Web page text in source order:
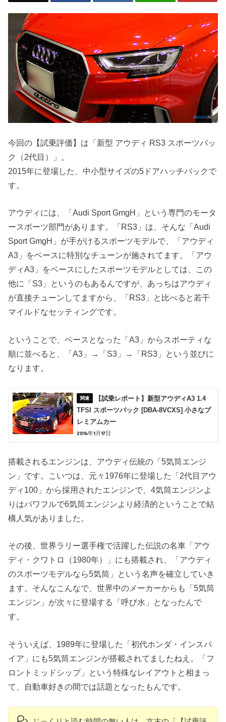
今回の【試乗評価】は「新型 アウディ RS3 スポーツバッ
ク（2代目）」。
2015年に登場した、中小型サイズの5ドアハッチバックで
す。
アウディには、「Audi Sport GmgH」という専門のモータ
ースポーツ部門があります。「RS3」は、そんな「Audi
Sport GmgH」が手がけるスポーツモデルで、「アウディ
A3」をベースに特別なチューンが施されてます。「アウ
ディA3」をベースにしたスポーツモデルとしては、この
他に「S3」というのもあるんですが、あっちはアウディ
が直接チューンしてますから、「RS3」と比べると若干
マイルドなセッティングです。
ということで、ベースとなった「A3」からスポーティな
順に並べると、「A3」→「S3」→「RS3」という並びに
なります。
【試乗レポート】新型アウディA3 1.4
TFSI スポーツバック [DBA-8VCXS] 小さなプ
レミアムカー
2016年1月17日
搭載されるエンジンは、アウディ伝統の「5気筒エンジ
ン」です。こいつは、元々1976年に登場した「2代目アウ
ディ100」から採用されたエンジンで、4気筒エンジンよ
りはパワフルで6気筒エンジンより経済的ということで結
構人気がありました。
その後、世界ラリー選手権で活躍した伝説の名車「アウ
ディ・クワトロ（1980年）」にも搭載され、「アウディ
のスポーツモデルなら5気筒」という名声を確立していき
ます。そんなこんなで、世界中のメーカーからも「5気筒
エンジン」が次々に登場する「呼び水」となったんで
す。
そういえば、1989年に登場した「初代ホンダ・インスパ
イア」にも5気筒エンジンが搭載されてましたねえ。「フ
ロントミッドシップ」という特殊なレイアウトと相まっ
て、自動車好きの間では話題となったもんです。